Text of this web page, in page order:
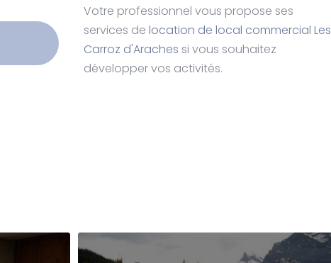
Votre professionnel vous propose ses
services de location de local commercial Les
Carroz d'Araches si vous souhaitez
développer vos activités.